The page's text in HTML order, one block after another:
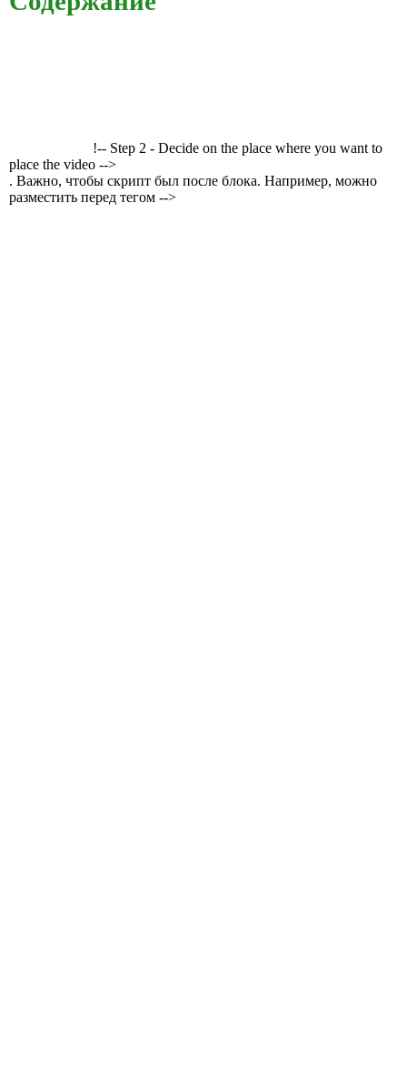
!-- Step 2 - Decide on the place where you want to
place the video -->
. Важно, чтобы скрипт был после блока. Например, можно
разместить перед тегом -->